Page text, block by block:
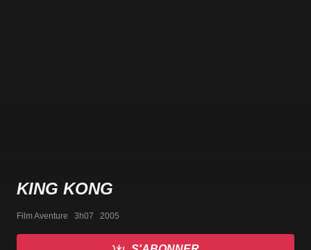
KING KONG
Film Aventure   3h07   2005